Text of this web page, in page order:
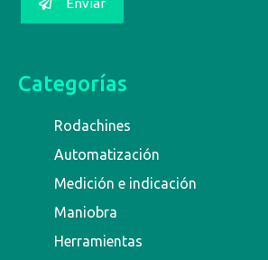
Categorías
Rodachines
Automatización
Medición e indicación
Maniobra
Herramientas